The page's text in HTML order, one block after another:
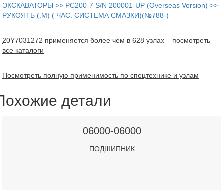
ЭКСКАВАТОРЫ >> PC200-7 S/N 200001-UP (Overseas Version) >>
РУКОЯТЬ (.M) ( ЧАС. СИСТЕМА СМАЗКИ)(№788-)
20Y7031272 применяется более чем в 628 узлах – посмотреть
все каталоги
Посмотреть полную применимость по спецтехнике и узлам
детали
06000-06000
ПОДШИПНИК